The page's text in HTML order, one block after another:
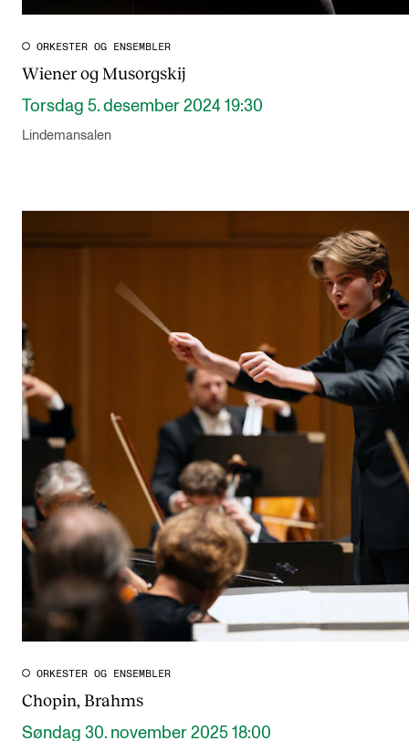
ORKESTER OG ENSEMBLER
Wiener og Musorgskij
Torsdag 5. desember 2024 19:30
Lindemansalen
ORKESTER OG ENSEMBLER
Chopin, Brahms
Søndag 30. november 2025 18:00